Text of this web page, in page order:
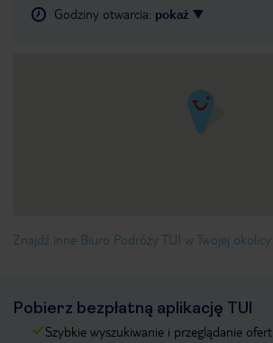
Godziny otwarcia: pokaż
Znajdź inne Biuro Podróży TUI w Twojej okolicy
Pobierz bezpłatną aplikację TUI
Szybkie wyszukiwanie i przeglądanie ofert